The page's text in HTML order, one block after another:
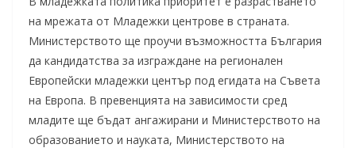
на мрежата от Младежки центрове в страната.
Министерството ще проучи възможността България
да кандидатства за изграждане на регионален
Европейски младежки център под егидата на Съвета
на Европа. В превенцията на зависимости сред
младите ще бъдат ангажирани и Министерството на
образованието и науката, Министерството на